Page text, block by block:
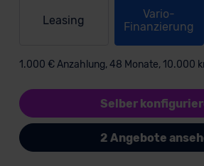
Leasing
Vario-
Finanzierung
1.000 € Anzahlung, 48 Monate, 10.000
Selber
2 Angebote